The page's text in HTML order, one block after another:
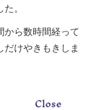
。
から数時間経って
けやきもきしま